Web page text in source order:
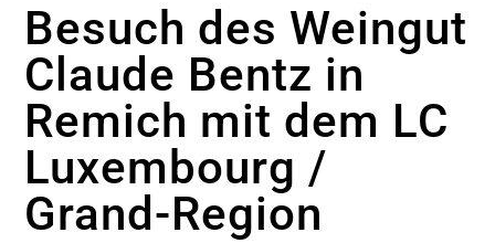
Vorstände
Besuch des Weingut
Claude Bentz in
Remich mit dem LC
Luxembourg /
Grand-Region